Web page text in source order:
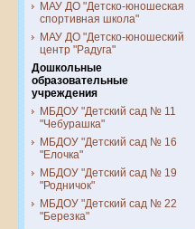
МАУ ДО "Детско-юношеская
спортивная школа"
МАУ ДО "Детско-юношеский
центр "Радуга"
Дошкольные
образовательные
учреждения
МБДОУ "Детский сад № 11
"Чебурашка"
МБДОУ "Детский сад № 16
"Елочка"
МБДОУ "Детский сад № 19
"Родничок"
МБДОУ "Детский сад № 22
"Березка"